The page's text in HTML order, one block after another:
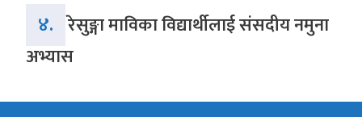
४. रेसुङ्गा माविका विद्यार्थीलाई संसदीय नमुना
अभ्यास